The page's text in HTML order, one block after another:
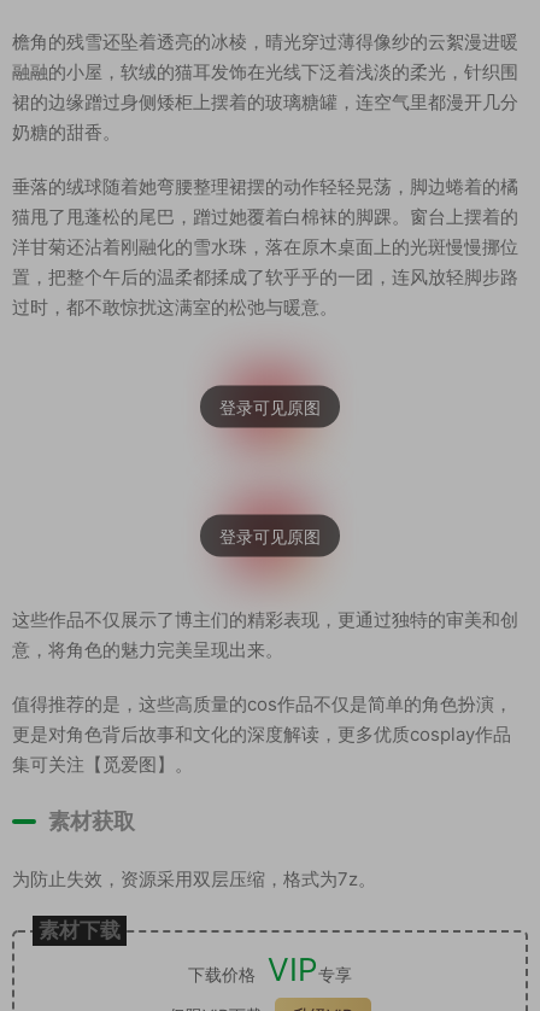
檐角的残雪还坠着透亮的冰棱，晴光穿过薄得像纱的云絮漫进暖
融融的小屋，软绒的猫耳发饰在光线下泛着浅淡的柔光，针织围
裙的边缘蹭过身侧矮柜上摆着的玻璃糖罐，连空气里都漫开几分
奶糖的甜香。
垂落的绒球随着她弯腰整理裙摆的动作轻轻晃荡，脚边蜷着的橘
猫甩了甩蓬松的尾巴，蹭过她覆着白棉袜的脚踝。窗台上摆着的
洋甘菊还沾着刚融化的雪水珠，落在原木桌面上的光斑慢慢挪位
置，把整个午后的温柔都揉成了软乎乎的一团，连风放轻脚步路
过时，都不敢惊扰这满室的松弛与暖意。
这些作品不仅展示了博主们的精彩表现，更通过独特的审美和创
意，将角色的魅力完美呈现出来。
值得推荐的是，这些高质量的cos作品不仅是简单的角色扮演，
更是对角色背后故事和文化的深度解读，更多优质cosplay作品
集可关注【觅爱图】。
素材获取
为防止失效，资源采用双层压缩，格式为7z。
素材下载
下载价格 VIP专享